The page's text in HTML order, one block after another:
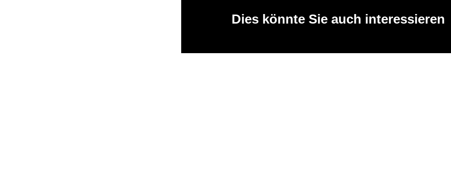
Dies könnte Sie auch interessieren